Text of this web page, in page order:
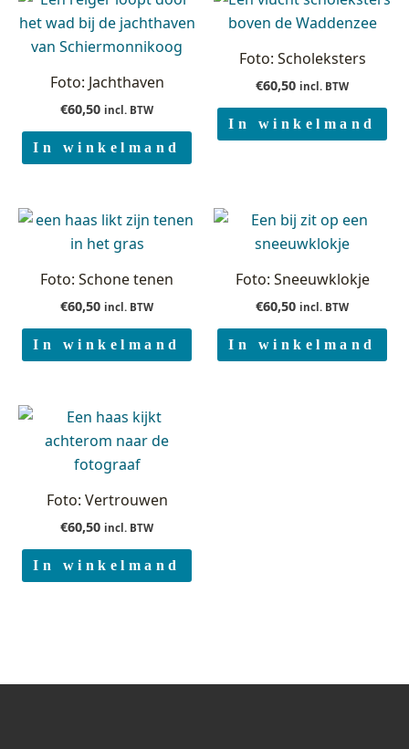
Foto: Jachthaven
€60,50 incl. BTW
In winkelmand
Foto: Scholeksters
€60,50 incl. BTW
In winkelmand
Foto: Schone tenen
€60,50 incl. BTW
In winkelmand
Foto: Sneeuwklokje
€60,50 incl. BTW
In winkelmand
Foto: Vertrouwen
€60,50 incl. BTW
In winkelmand